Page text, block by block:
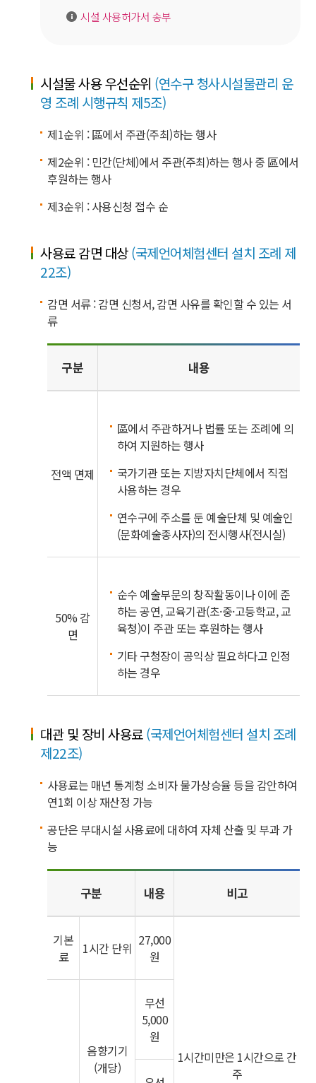
시설 사용허가서 송부
시설물 사용 우선순위 (연수구 청사시설물관리 운
영 조례 시행규칙 제5조)
제1순위 : 區에서 주관(주최)하는 행사
제2순위 : 민간(단체)에서 주관(주최)하는 행사 중 區에서
후원하는 행사
제3순위 : 사용신청 접수 순
사용료 감면 대상(국제언어체험센터 설치 조례 제
22조)
감면 서류 : 감면 신청서, 감면 사유를 확인할 수 있는 서
류
구분 내용
전액 면제
區에서 주관하거나 법률 또는 조례에 의
하여 지원하는 행사
국가기관 또는 지방자치단체에서 직접
사용하는 경우
연수구에 주소를 둔 예술단체 및 예술인
(문화예술종사자)의 전시행사(전시실)
50% 감
면
순수 예술부문의 창작활동이나 이에 준
하는 공연, 교육기관(초·중·고등학교, 교
육청)이 주관 또는 후원하는 행사
기타 구청장이 공익상 필요하다고 인정
하는 경우
대관 및 장비 사용료(국제언어체험센터 설치 조례
제22조)
사용료는 매년 통계청 소비자 물가상승율 등을 감안하여
연1회 이상 재산정 가능
공단은 부대시설 사용료에 대하여 자체 산출 및 부과 가
능
구분 내용 비고
기본
료
1시간 단위 27,000
원
1시간미만은 1시간으로 간
주
음향기기
(개당)
무선
5,000
원